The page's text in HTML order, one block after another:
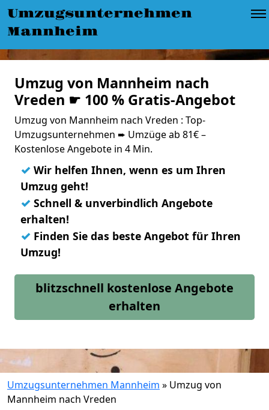
Umzugsunternehmen
Mannheim
Umzug von Mannheim nach
Vreden ☛ 100 % Gratis-Angebot
Umzug von Mannheim nach Vreden : Top-
Umzugsunternehmen ➨ Umzüge ab 81€ –
Kostenlose Angebote in 4 Min.
✓ Wir helfen Ihnen, wenn es um Ihren
Umzug geht!
✓ Schnell & unverbindlich Angebote
erhalten!
✓ Finden Sie das beste Angebot für Ihren
Umzug!
blitzschnell kostenlose Angebote
erhalten
Umzugsunternehmen Mannheim » Umzug von
Mannheim nach Vreden